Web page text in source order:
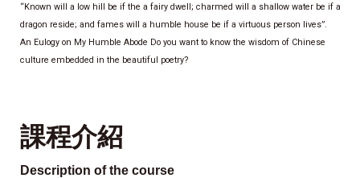
“Known will a low hill be if the a fairy dwell; charmed will a shallow water be if a
dragon reside; and fames will a humble house be if a virtuous person lives”.
An Eulogy on My Humble Abode Do you want to know the wisdom of Chinese
culture embedded in the beautiful poetry?
課程介紹
Description of the course